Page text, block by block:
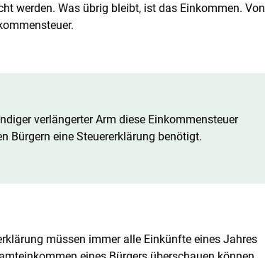
werden. Was übrig bleibt, ist das Einkommen. Von
verlängerter Arm diese Einkommensteuer
Bürgern eine Steuererklärung benötigt.
müssen immer alle Einkünfte eines Jahres